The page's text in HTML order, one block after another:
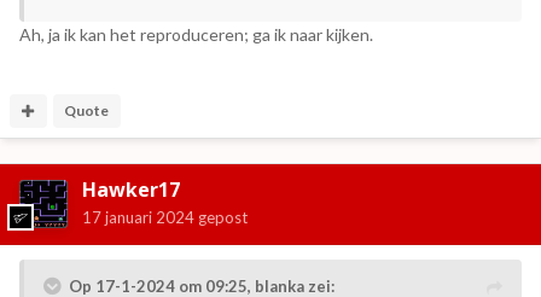
Ah, ja ik kan het reproduceren; ga ik naar kijken.
Quote
Hawker17
17 januari 2024 gepost
Op 17-1-2024 om 09:25, blanka zei: